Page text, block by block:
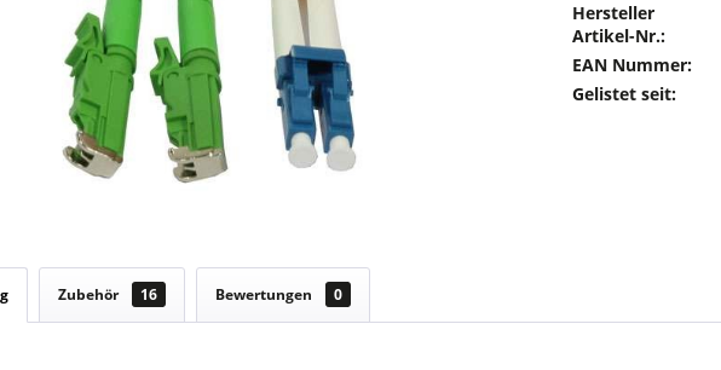
Hersteller
Artikel-Nr.:
EAN Nummer:
Gelistet seit:
Zubehör 16 Bewertungen 0